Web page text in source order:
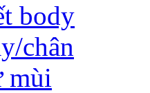
body
chân
mùi